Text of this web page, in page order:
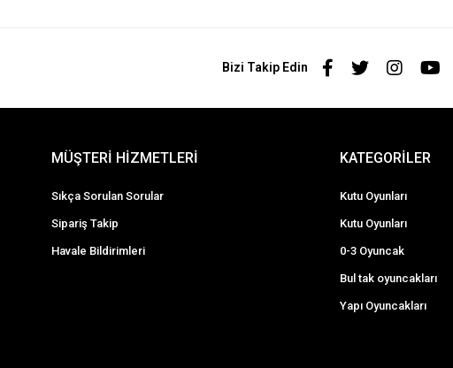
Bizi Takip Edin
MÜŞTERİ HİZMETLERİ
Sıkça Sorulan Sorular
Sipariş Takip
Havale Bildirimleri
KATEGORİLER
Kutu Oyunları
Kutu Oyunları
0-3 Oyuncak
Bul tak oyuncakları
Yapı Oyuncakları